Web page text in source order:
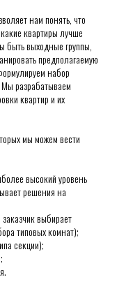
нам понять, что
квартиры лучше
быть выходные группы,
предполагаемую
набор
разрабатываем
квартир и их
мы можем вести
высокий уровень
решения на
выбирает
типовых комнат);
секции);